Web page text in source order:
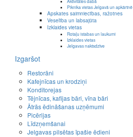
Piknika vietas Jelgavā un apkārtnē
Apskates saimniecības, ražotnes
Veselība un labsajūta
Izklaides vietas
Rotaļu istabas un laukumi
Izklaides vietas
Jelgavas naktsdzīve
Izgaršot
Restorāni
Kafejnīcas un krodziņi
Konditorejas
Tējnīcas, kafijas bāri, vīna bāri
Ātrās ēdināšanas uzņēmumi
Picērijas
Līdzņemšanai
Jelgavas pilsētas īpašie ēdieni